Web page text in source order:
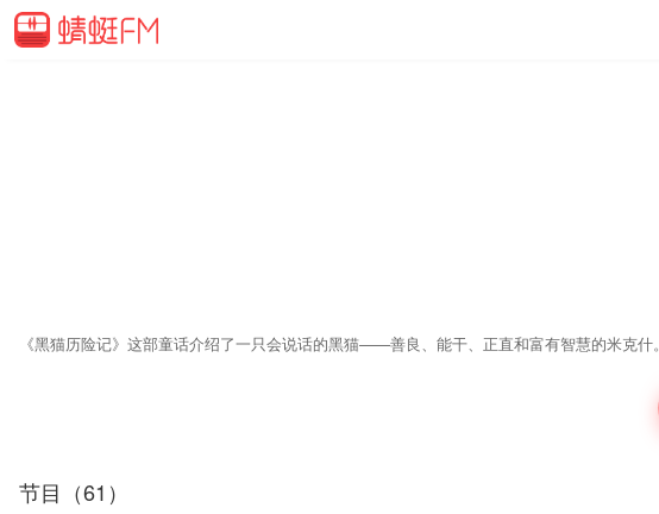
《黑猫历险记》这部童话介绍了一只会说话的黑猫——善良、能干、正直和富有智慧的米克什。
节目（61）